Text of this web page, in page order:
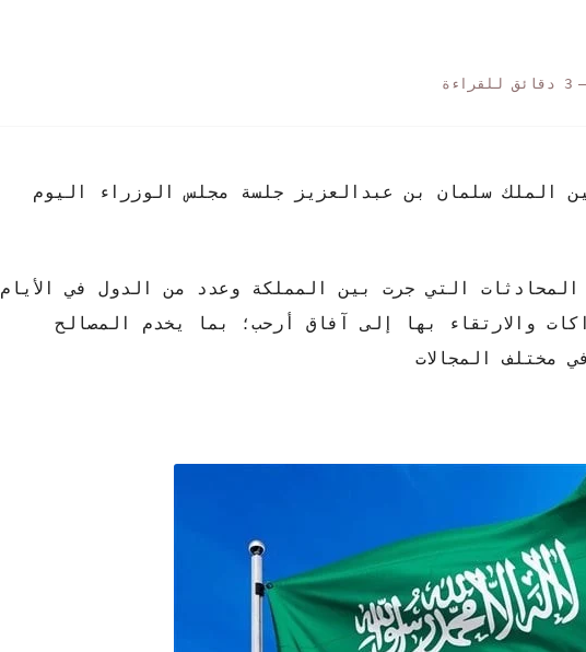
3 دقائق للقراءة
الحرمين الملك سلمان بن عبدالعزيز جلسة مجلس الوزراء اليوم
التي جرت بين المملكة وعدد من الدول في الأيام
والارتقاء بها إلى آفاق أرحب؛ بما يخدم المصالح
مختلف المجالات